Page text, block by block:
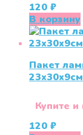
120 ₽
В корзину
Пакет
Купите и
120 ₽